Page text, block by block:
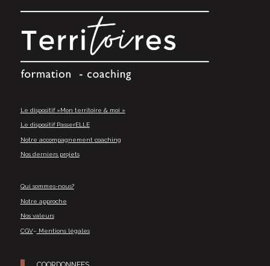
Le dispositif »Mon territoire & moi »
Le dispositif PasserELLE
Notre accompagnement coaching
Nos derniers projets
Qui sommes-nous?
Notre approche
Nos valeurs
CGV– Mentions légales
COORDONNEES